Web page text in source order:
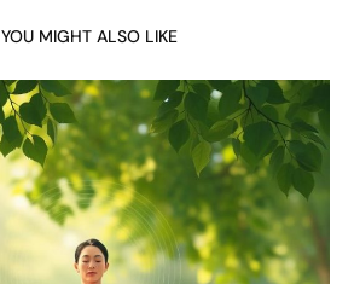
YOU MIGHT ALSO LIKE